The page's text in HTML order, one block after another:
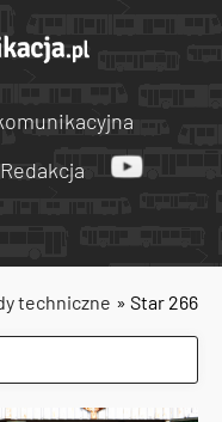
Redakcja
techniczne » Star 266